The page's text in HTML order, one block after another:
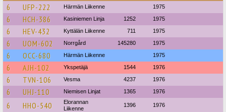
6 UFP-222 Härmän Liikenne 1975
6 HCH-386 Kasiniemen Linja 1252 1975
6 HEV-432 Kyttälän Liikenne 711 1975
6 UOM-602 Norrgård 145280 1975
6 OCC-680 Härmän Liikenne 1975
6 AJH-102 Ykspetäjä 1544 1976
6 TVN-106 Vesma 4237 1976
6 UHJ-110 Niemisen Linjat 1365 1976
6 HHO-540
Elorannan
Liikenne
1396 1976